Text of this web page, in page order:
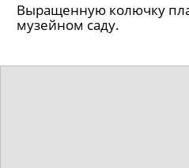
Выращенную колючку
музейном саду.